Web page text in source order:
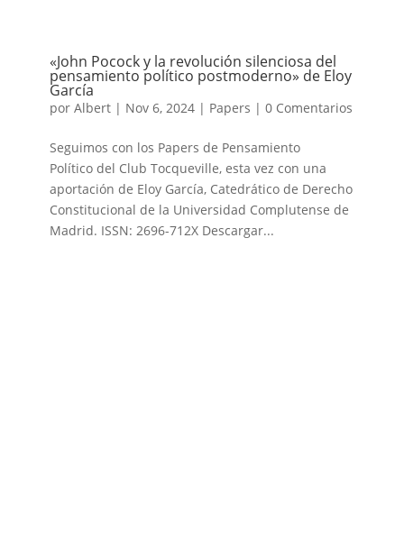
«John Pocock y la revolución silenciosa del
pensamiento político postmoderno» de Eloy
García
por Albert| Nov 6, 2024| Papers | 0 Comentarios
Seguimos con los Papers de Pensamiento
Político del Club Tocqueville, esta vez con una
aportación de Eloy García, Catedrático de Derecho
Constitucional de la Universidad Complutense de
Madrid. ISSN: 2696-712X Descargar...